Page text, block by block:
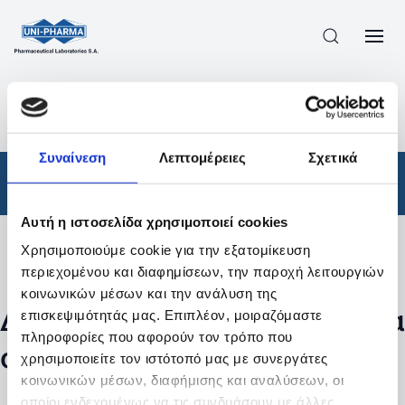
Συναίνεση Λεπτομέρειες Σχετικά
Αυτή η ιστοσελίδα χρησιμοποιεί cookies
Χρησιμοποιούμε cookie για την εξατομίκευση
περιεχομένου και διαφημίσεων, την παροχή λειτουργιών
κοινωνικών μέσων και την ανάλυση της
επισκεψιμότητάς μας. Επιπλέον, μοιραζόμαστε
πληροφορίες που αφορούν τον τρόπο που
χρησιμοποιείτε τον ιστότοπό μας με συνεργάτες
κοινωνικών μέσων, διαφήμισης και αναλύσεων, οι
οποίοι ενδεχομένως να τις συνδυάσουν με άλλες
ΠΡΟΪΟΝΤΑ
ΑΠΟΤΕΛΕΣΜΑΤΑ ΑΝΑΖΗΤΗΣΗΣ
Φάρμακα
Φίλτρα
Δεν βρέθηκαν προϊόντα με τα
συγκεκριμένα φίλτρα